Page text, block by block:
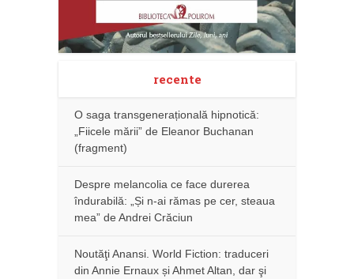
recente
O saga transgenerațională hipnotică:
„Fiicele mării” de Eleanor Buchanan
(fragment)
Despre melancolia ce face durerea
îndurabilă: „Și n-ai rămas pe cer, steaua
mea” de Andrei Crăciun
Noutăţi Anansi. World Fiction: traduceri
din Annie Ernaux și Ahmet Altan, dar şi